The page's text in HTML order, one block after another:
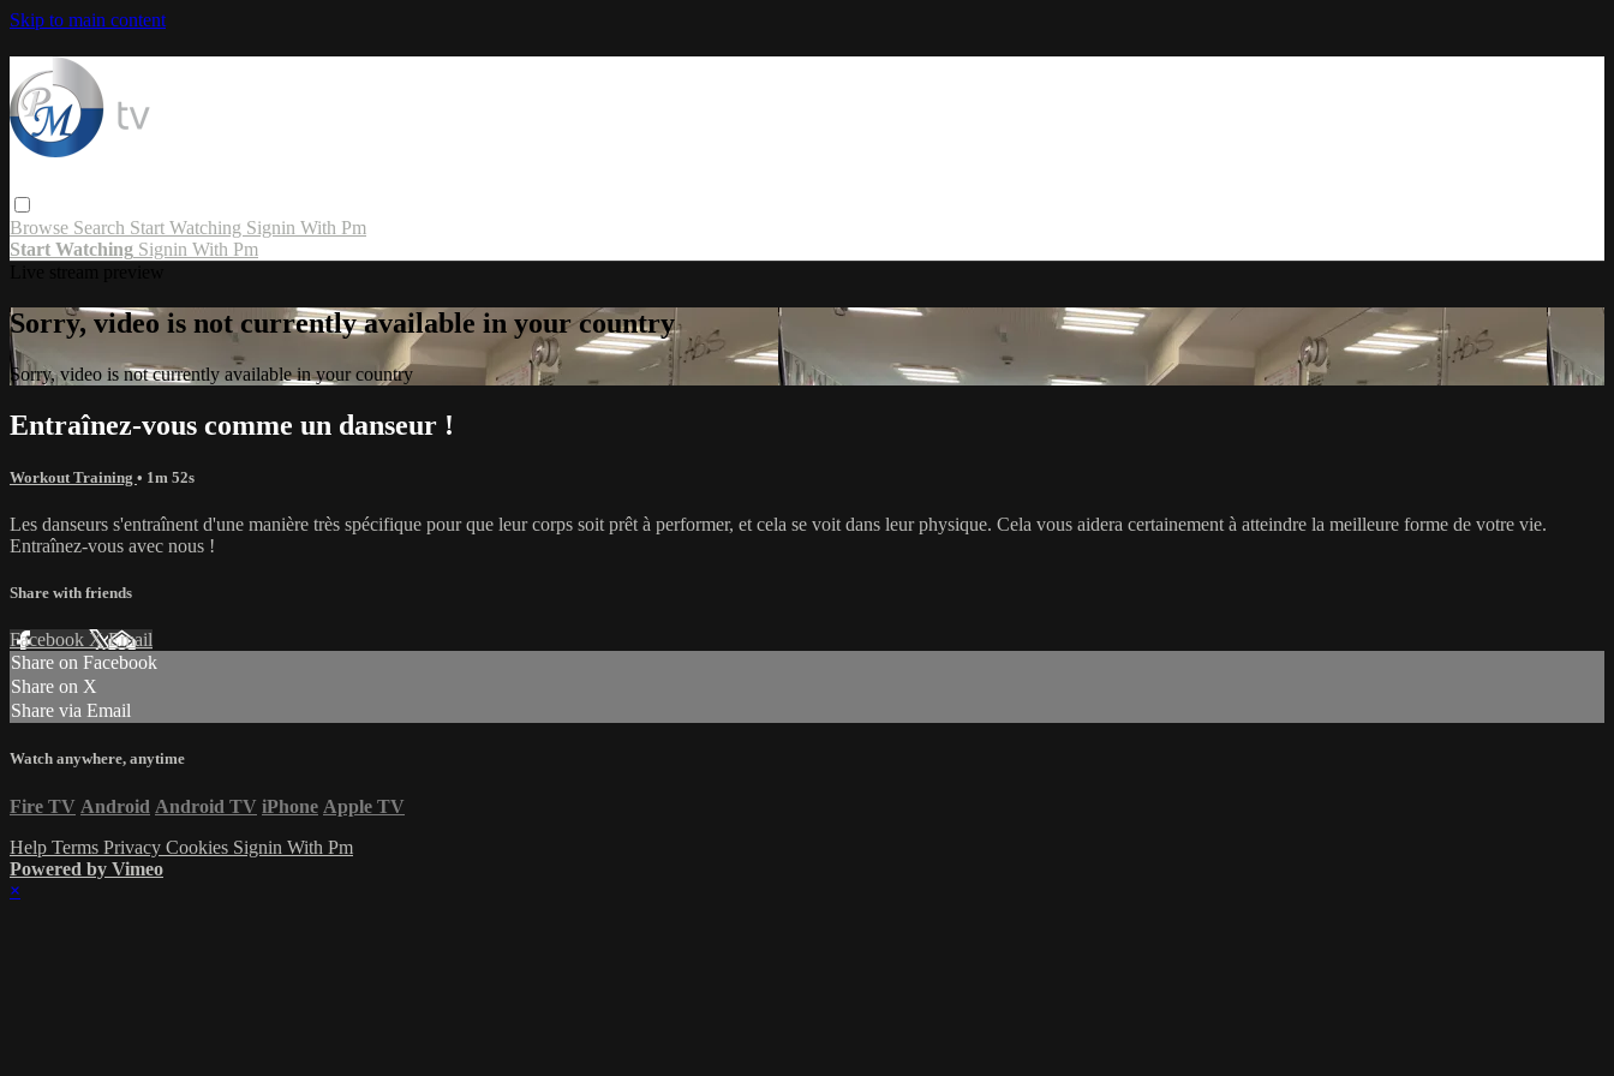
Skip to main content
Browse Search Start Watching Signin With Pm
Start Watching Signin With Pm
Sorry, video is not currently available in your country
Sorry, video is not currently available in your country
Entraînez-vous comme un danseur !
Workout Training • 1m 52s
Les danseurs s'entraînent d'une manière très spécifique pour que leur corps soit prêt à performer, et cela se voit dans leur physique. Cela vous aidera certainement à atteindre la meilleure forme de votre vie.
Entraînez-vous avec nous !
Share with friends
Facebook XEmail
Share on Facebook
Share on X
Share via Email
Watch anywhere, anytime
Fire TV Android Android TV iPhone Apple TV
Help Terms Privacy Cookies Signin With Pm
Powered by Vimeo
×